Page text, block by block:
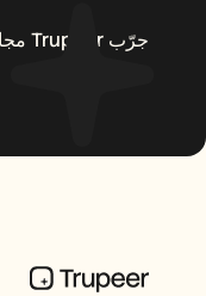
جرّب Trupeer مجانًا